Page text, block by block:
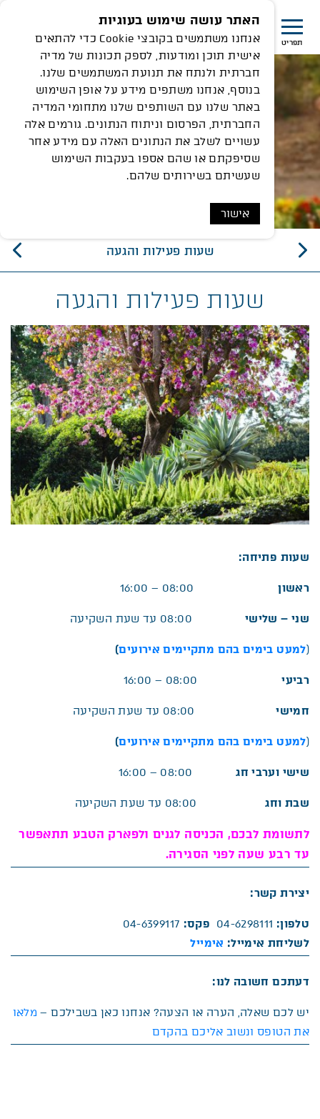
תפריט
שעות פעילות והגעה
שעות פעילות והגעה
שעות פתיחה:
ראשון
שני – שלישי08:00 עד שעת השקיעה
(למעט בימים בהם מתקיימים אירועים)
רביעי
חמישי
(למעט בימים בהם מתקיימים אירועים)
שישי וערבי חג08:00 – 16:00
שבת וחג08:00 עד שעת השקיעה
לתשומת לבכם, הכניסה לגנים ולפארק הטבע תתאפשר
עד רבע שעה לפני הסגירה.
יצירת קשר:
טלפון: פקס:
לשליחת אימייל: אימייל
דעתכם חשובה לנו:
יש לכם שאלה, הערה או הצעה? אנחנו כאן בשבילכם –מלאו
את הטופס ונשוב אליכם בהקדם
האתר עושה שימוש בעוגיות
אנחנו משתמשים בקובצי Cookie כדי להתאים
אישית תוכן ומודעות, לספק תכונות של מדיה
חברתית ולנתח את תנועת המשתמשים שלנו.
בנוסף, אנחנו משתפים מידע על אופן השימוש
באתר שלנו עם השותפים שלנו מתחומי המדיה
החברתית, הפרסום וניתוח הנתונים. גורמים אלה
עשויים לשלב את הנתונים האלה עם מידע אחר
שסיפקתם או שהם אספו בעקבות השימוש
שעשיתם בשירותים שלהם.
אישור